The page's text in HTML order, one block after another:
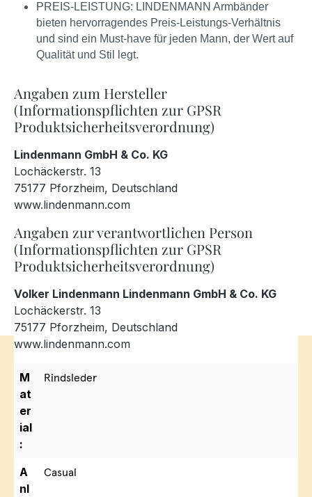
PREIS-LEISTUNG: LINDENMANN Armbänder
bieten hervorragendes Preis-Leistungs-Verhältnis
und sind ein Must-have für jeden Mann, der Wert auf
Qualität und Stil legt.
Angaben zum Hersteller
(Informationspflichten zur GPSR
Produktsicherheitsverordnung)
Lindenmann GmbH & Co. KG
Lochäckerstr. 13
75177 Pforzheim, Deutschland
www.lindenmann.com
Angaben zur verantwortlichen Person
(Informationspflichten zur GPSR
Produktsicherheitsverordnung)
Volker Lindenmann Lindenmann GmbH & Co. KG
Lochäckerstr. 13
75177 Pforzheim, Deutschland
www.lindenmann.com
M
at
er
ial
:
Rindsleder
A
nl
Casual